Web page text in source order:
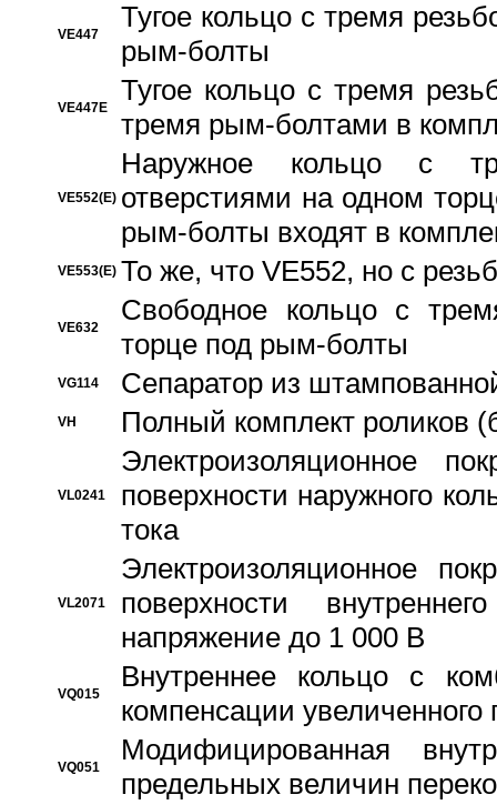
VE447
Тугое кольцо с тремя
рым-болты
VE447E
Тугое кольцо с тремя
тремя рым-болтами в
VE552(E)
Наружное кольцо с
отверстиями на одном
рым-болты входят в
VE553(E) То же, что VE552, но с
VE632
Свободное кольцо с
торце под рым-болты
VG114 Сепаратор из
VH Полный комплект роликов
VL0241
Электроизоляционное
поверхности наружного
тока
VL2071
Электроизоляционное
поверхности
напряжение до 1 000 В
VQ015
Bнутреннее кольцо с
компенсации увеличенного
VQ051
Модифицированная
предельных величин